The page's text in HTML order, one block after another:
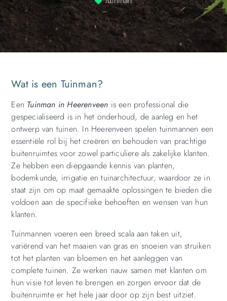
Wat is een Tuinman?
Een Tuinman in Heerenveen is een professional die
gespecialiseerd is in het onderhoud, de aanleg en het
ontwerp van tuinen. In Heerenveen spelen tuinmannen een
essentiële rol bij het creëren en behouden van prachtige
buitenruimtes voor zowel particuliere als zakelijke klanten.
Ze hebben een diepgaande kennis van planten,
bodemkunde, irrigatie en tuinarchitectuur, waardoor ze in
staat zijn om op maat gemaakte oplossingen te bieden die
voldoen aan de specifieke behoeften en wensen van hun
klanten.
Tuinmannen voeren een breed scala aan taken uit,
variërend van het maaien van gras en snoeien van struiken
tot het planten van bloemen en het aanleggen van
complete tuinen. Ze werken nauw samen met klanten om
hun visie tot leven te brengen en zorgen ervoor dat de
buitenruimte er het hele jaar door op zijn best uitziet.